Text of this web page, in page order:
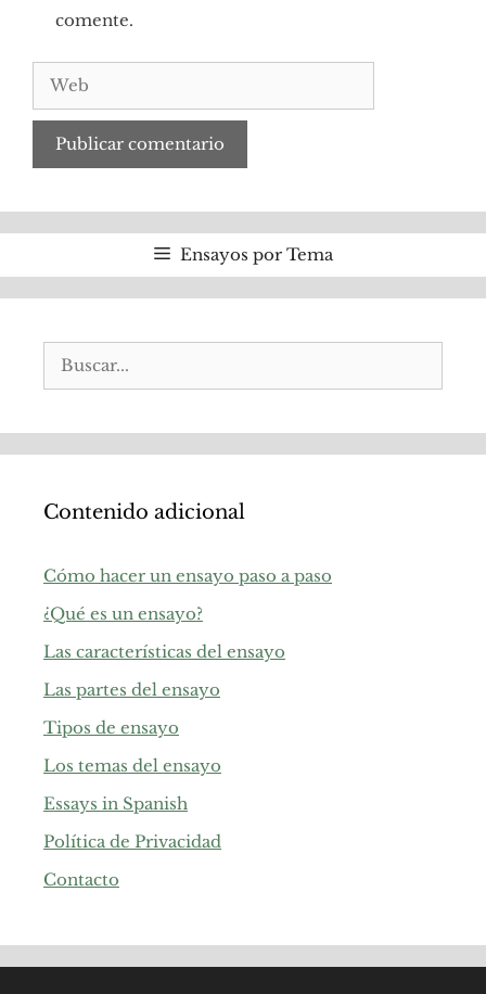
comente.
Web
Ensayos por Tema
Buscar:
Contenido adicional
Cómo hacer un ensayo paso a paso
¿Qué es un ensayo?
Las características del ensayo
Las partes del ensayo
Tipos de ensayo
Los temas del ensayo
Essays in Spanish
Política de Privacidad
Contacto